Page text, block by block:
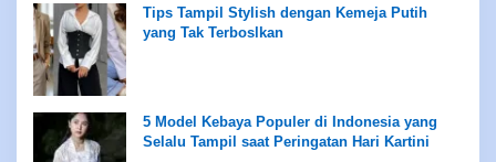
Tips Tampil Stylish dengan Kemeja Putih
yang Tak Terboslkan
5 Model Kebaya Populer di Indonesia yang
Selalu Tampil saat Peringatan Hari Kartini